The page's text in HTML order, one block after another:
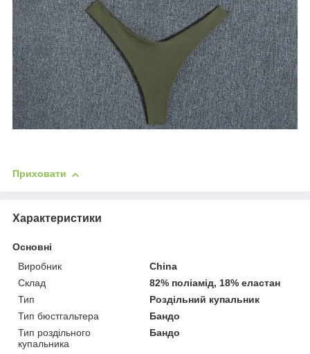
Приховати
Характеристики
Основні
Виробник
China
Склад
82% поліамід, 18% еластан
Тип
Роздільний купальник
Тип бюстгальтера
Бандо
Тип роздільного
купальника
Бандо